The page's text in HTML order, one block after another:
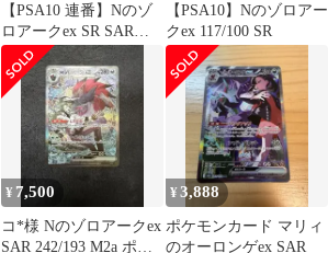
【PSA10 連番】Nのゾ
ロアークex SR SAR
UR【バトルパートナー
ズ】
【PSA10】Nのゾロアー
クex 117/100 SR
¥ 7,500
コ*️様 Nのゾロアークex
SAR 242/193 M2a ポケ
¥3,888
ポケモンカード マリィ
のオーロンゲex SAR